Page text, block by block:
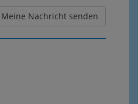
Meine Nachricht senden